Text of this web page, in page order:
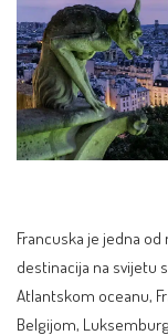
Francuska je jedna
destinacija na svijetu
Atlantskom oceanu,
Belgijom,